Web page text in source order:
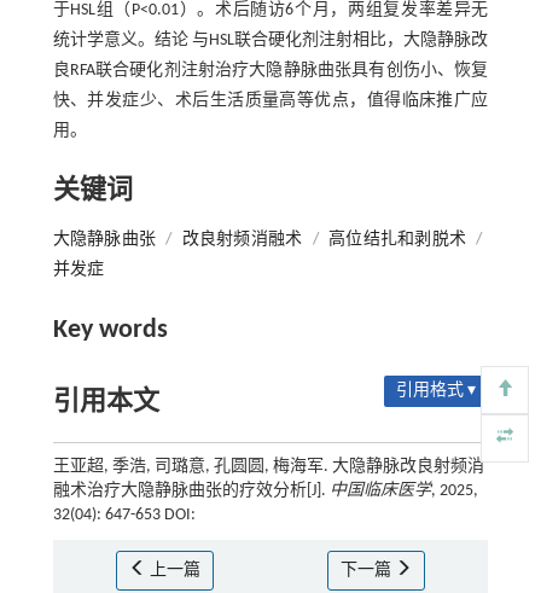
于HSL组（P<0.01）。术后随访6个月，两组复发率差异无
统计学意义。结论 与HSL联合硬化剂注射相比，大隐静脉改
良RFA联合硬化剂注射治疗大隐静脉曲张具有创伤小、恢复
快、并发症少、术后生活质量高等优点，值得临床推广应
用。
关键词
大隐静脉曲张 / 改良射频消融术 / 高位结扎和剥脱术 /
并发症
Key words
引用本文 引用格式 ▾
王亚超, 季浩, 司璐意, 孔圆圆, 梅海军. 大隐静脉改良射频消
融术治疗大隐静脉曲张的疗效分析[J]. 中国临床医学, 2025,
32(04): 647-653 DOI:
上一篇 下一篇